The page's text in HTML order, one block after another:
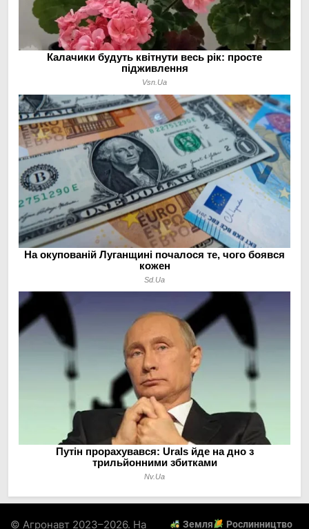
© Агронавт 2023–2026. На Земля Рослинництво